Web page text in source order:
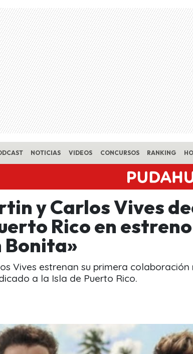
NOTICIAS VIDEOS CONCURSOS RANKING
y Carlos Vives
Rico en
Bonita»
Vives estrenan su primera colaboración
a la Isla de Puerto Rico.